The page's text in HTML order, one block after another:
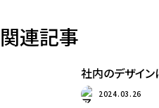
関連記事
社内のデザイ
2024.03.26